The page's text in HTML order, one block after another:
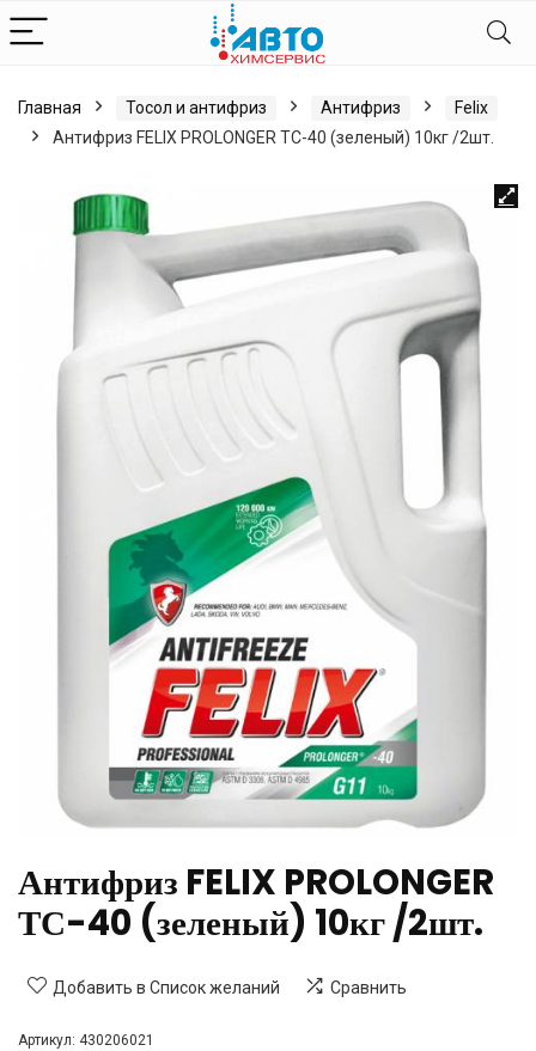
Главная Тосол и антифриз Антифриз
Felix
Антифриз FELIX PROLONGER ТС-40 (зеленый) 10кг /2шт.
Антифриз FELIX PROLONGER
ТС-40 (зеленый) 10кг /2шт.
Добавить в Список желаний Сравнить
Артикул: 430206021